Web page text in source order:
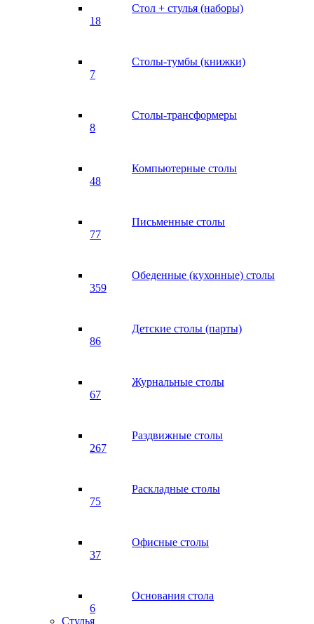
Стол + стулья (наборы)
18
Столы-тумбы (книжки)
7
Столы-трансформеры
8
Компьютерные столы
48
Письменные столы
77
Обеденные (кухонные) столы
359
Детские столы (парты)
86
Журнальные столы
67
Раздвижные столы
267
Раскладные столы
75
Офисные столы
37
Основания стола
6
Стулья